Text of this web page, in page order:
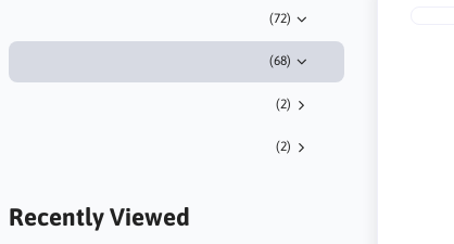
(72)
(68)
(2)
(2)
Recently Viewed